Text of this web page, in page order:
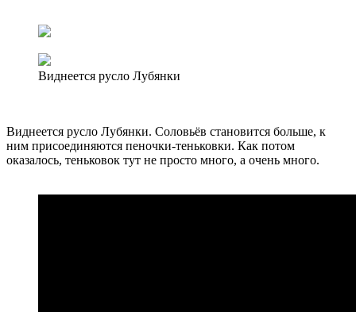
Виднеется русло Лубянки
Виднеется русло Лубянки. Соловьёв становится больше, к
ним присоединяются пеночки-теньковки. Как потом
оказалось, теньковок тут не просто много, а очень много.